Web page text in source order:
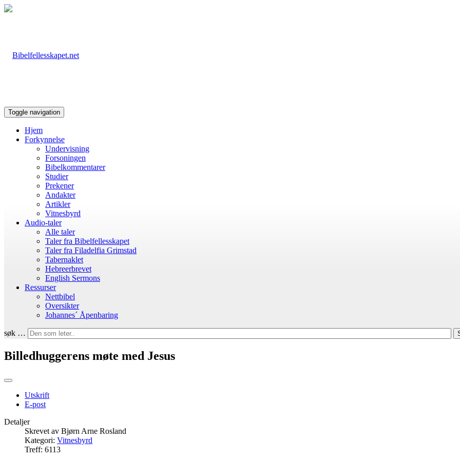
Toggle navigation
Hjem
Forkynnelse
Undervisning
Forsoningen
Bibelkommentarer
Studier
Prekener
Andakter
Artikler
Vitnesbyrd
Audio-taler
Alle taler
Taler fra Bibelfellesskapet
Taler fra Filadelfia Grimstad
Tabernaklet
Hebreerbrevet
English Sermons
Ressurser
Nettbibel
Oversikter
Johannes´ Åpenbaring
søk …
Billedhuggerens møte med Jesus
Utskrift
E-post
Detaljer
Skrevet av Bjørn Arne Rosland
Kategori: Vitnesbyrd
Treff: 6113